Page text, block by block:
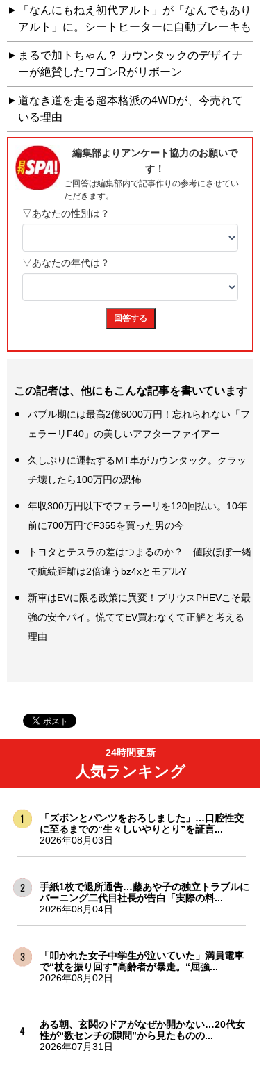
「なんにもねえ初代アルト」が「なんでもあり
アルト」に。シートヒーターに自動ブレーキも
まるで加トちゃん？ カウンタックのデザイナ
ーが絶賛したワゴンRがリボーン
道なき道を走る超本格派の4WDが、今売れて
いる理由
この記者は、他にもこんな記事を書いています
バブル期には最高2億6000万円！忘れられない「フ
ェラーリF40」の美しいアフターファイアー
久しぶりに運転するMT車がカウンタック。クラッ
チ壊したら100万円の恐怖
年収300万円以下でフェラーリを120回払い。10年
前に700万円でF355を買った男の今
トヨタとテスラの差はつまるのか？ 値段ほぼ一緒
で航続距離は2倍違うbz4xとモデルY
新車はEVに限る政策に異変！プリウスPHEVこそ最
強の安全パイ。慌ててEV買わなくて正解と考える
理由
24時間更新
人気ランキング
「ズボンとパンツをおろしました」…口腔性交
に至るまでの“生々しいやりとり”を証言...
2026年08月03日
手紙1枚で退所通告…藤あや子の独立トラブルに
バーニング二代目社長が告白「実際の料...
2026年08月04日
「叩かれた女子中学生が泣いていた」満員電車
で“杖を振り回す”高齢者が暴走。“屈強...
2026年08月02日
ある朝、玄関のドアがなぜか開かない…20代女
性が“数センチの隙間”から見たものの...
2026年07月31日